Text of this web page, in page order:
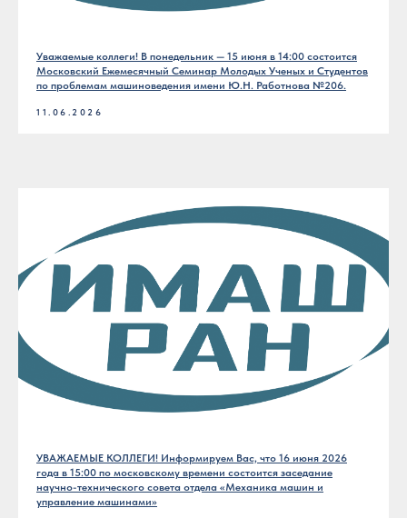
Уважаемые коллеги! В понедельник — 15 июня в 14:00 состоится
Московский Ежемесячный Семинар Молодых Ученых и Студентов
по проблемам машиноведения имени Ю.Н. Работнова №206.
11.06.2026
УВАЖАЕМЫЕ КОЛЛЕГИ! Информируем Вас, что 16 июня 2026
года в 15:00 по московскому времени состоится заседание
научно-технического совета отдела «Механика машин и
управление машинами»